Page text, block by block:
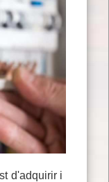
d'adquirir i